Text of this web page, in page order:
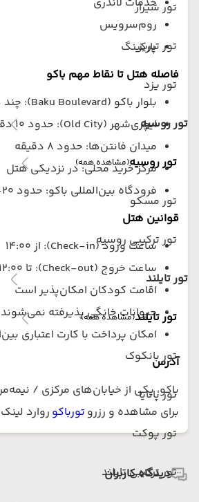
تور شیراز
تور تبریز
تور یزد
تور روسیه
تور روسیه(مشاهده همه)
تور مسکو
تور ترکیبی روسیه
تور تایلند
تور تایلند(مشاهده همه)
تور بانکوک
تور پاتایا
تور پوکت
تور ترکیبی تایلند
روم‌سرویس
پارکینگ
فاصله هتل تا نقاط مهم باکو
بلوار باکو (Baku Boulevard): چند دقیقه با ماشین
ایچری‌شهر (Old City): حدود ۱۰ دقیقه
میدان فانتن‌ها: حدود ۸ دقیقه
مرکز خرید محلی: در نزدیکی هتل
فرودگاه بین‌المللی باکو: حدود ۲۰–۲۵ دقیقه
قوانین هتل
ساعت ورود (Check-in): از ۱۴:۰۰
ساعت خروج (Check-out): تا ۱۲:۰۰
اقامت کودکان امکان‌پذیر است
حیوانات خانگی پذیرفته نمی‌شوند
امکان پرداخت با کارت اعتباری
آدرس
باکو، یکی از خیابان‌های مرکزی /
برای مشاهده و رزرو تورباکوروارد
دیدگاه کاربران